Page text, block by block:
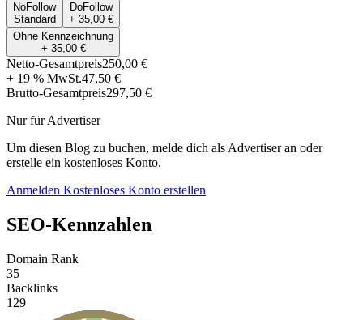
NoFollow
Standard
DoFollow
+ 35,00 €
Ohne Kennzeichnung
+ 35,00 €
Netto-Gesamtpreis250,00 €
+ 19 % MwSt.47,50 €
Brutto-Gesamtpreis297,50 €
Nur für Advertiser
Um diesen Blog zu buchen, melde dich als Advertiser an oder
erstelle ein kostenloses Konto.
Anmelden Kostenloses Konto erstellen
SEO-Kennzahlen
Domain Rank
35
Backlinks
129